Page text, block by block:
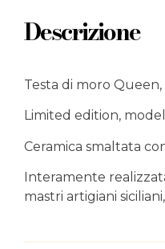
Descrizione
Testa di moro
Limited edition,
Ceramica smaltata
Interamente
mastri artigiani